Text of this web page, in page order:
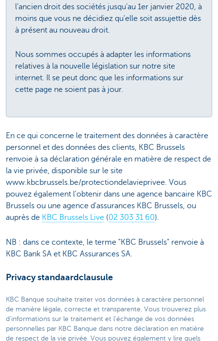
l'ancien droit des sociétés jusqu'au 1er janvier 2020, à
moins que vous ne décidiez qu'elle soit assujettie dès
à présent au nouveau droit.
Nous sommes occupés à adapter les informations
relatives à la nouvelle législation sur notre site
internet. Il se peut donc que les informations sur
cette page ne soient pas à jour.
En ce qui concerne le traitement des données à caractère
personnel et des données des clients, KBC Brussels
renvoie à sa déclaration générale en matière de respect de
la vie privée, disponible sur le site
www.kbcbrussels.be/protectiondelavieprivee. Vous
pouvez également l'obtenir dans une agence bancaire KBC
Brussels ou une agence d'assurances KBC Brussels, ou
auprès de KBC Brussels Live (02 303 31 60).
NB : dans ce contexte, le terme "KBC Brussels" renvoie à
KBC Bank SA et KBC Assurances SA.
Privacy standaardclausule
KBC Banque souhaite traiter vos données à caractère personnel
de manière légale, correcte et transparente. Vous trouverez plus
d'informations sur le traitement et l'échange de vos données
personnelles par KBC Banque dans notre déclaration en matière
de respect de la vie privée. Vous pouvez également y lire quels